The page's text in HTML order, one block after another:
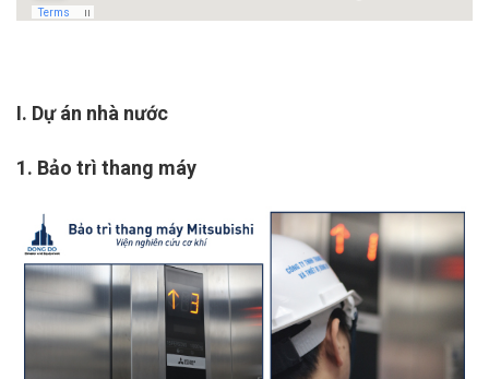
I. Dự án nhà nước
1. Bảo trì thang máy